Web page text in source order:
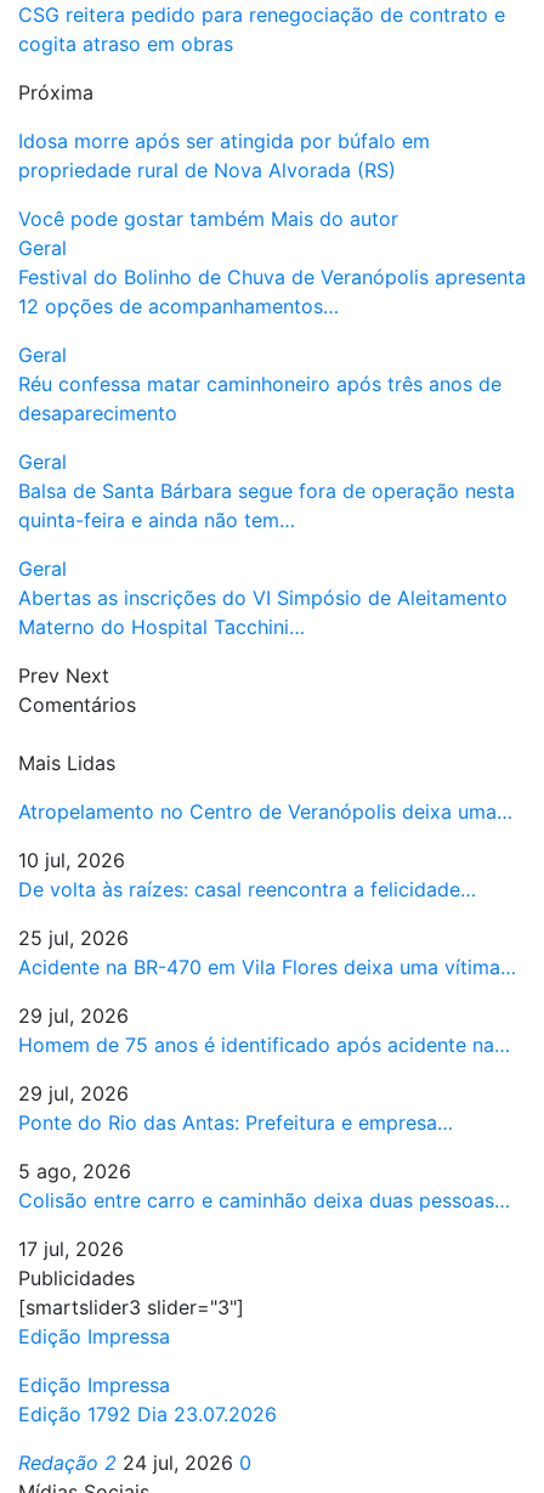
CSG reitera pedido para renegociação de contrato e
cogita atraso em obras
Próxima
Idosa morre após ser atingida por búfalo em
propriedade rural de Nova Alvorada (RS)
Você pode gostar também Mais do autor
Geral
Festival do Bolinho de Chuva de Veranópolis apresenta
12 opções de acompanhamentos…
Geral
Réu confessa matar caminhoneiro após três anos de
desaparecimento
Geral
Balsa de Santa Bárbara segue fora de operação nesta
quinta-feira e ainda não tem…
Geral
Abertas as inscrições do VI Simpósio de Aleitamento
Materno do Hospital Tacchini…
Prev Next
Comentários
Mais Lidas
Atropelamento no Centro de Veranópolis deixa uma…
10 jul, 2026
De volta às raízes: casal reencontra a felicidade…
25 jul, 2026
Acidente na BR-470 em Vila Flores deixa uma vítima…
29 jul, 2026
Homem de 75 anos é identificado após acidente na…
29 jul, 2026
Ponte do Rio das Antas: Prefeitura e empresa…
5 ago, 2026
Colisão entre carro e caminhão deixa duas pessoas…
17 jul, 2026
Publicidades
[smartslider3 slider="3"]
Edição Impressa
Edição Impressa
Edição 1792 Dia 23.07.2026
Redação 2 24 jul, 2026 0